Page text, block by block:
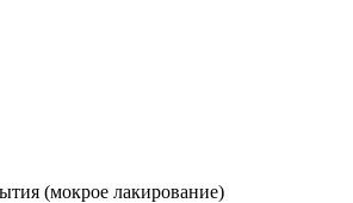
(мокрое лакирование)